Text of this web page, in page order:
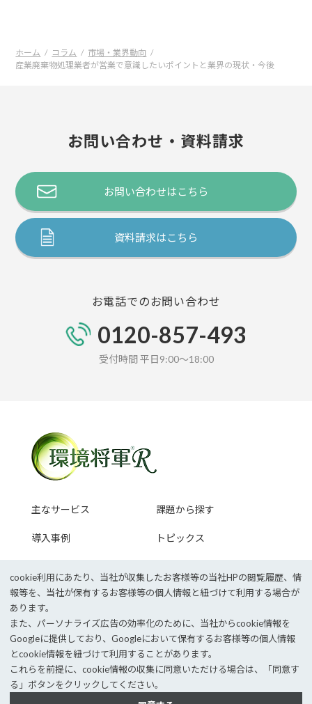
ホーム コラム
市場・業界動向
産業廃棄物処理業者が営業で意識したいポイントと業界の現状・今後
お問い合わせ・資料請求
お問い合わせはこちら
資料請求はこちら
お電話でのお問い合わせ
0120-857-493
受付時間 平日9:00～18:00
主なサービス 課題から探す
導入事例 トピックス
企業サイトTOP
採用情報
個人情報保護方針
情報セキュリティポリシー
© 2026 JEMS Inc.
cookie利⽤にあたり、当社が収集したお客様等の当社HPの閲覧履歴、情
報等を、当社が保有するお客様等の個⼈情報と紐づけて利⽤する場合が
あります。
また、パーソナライズ広告の効率化のために、当社からcookie情報を
Googleに提供しており、Googleにおいて保有するお客様等の個⼈情報
とcookie情報を紐づけて利⽤することがあります。
これらを前提に、cookie情報の収集に同意いただける場合は、「同意す
る」ボタンをクリックしてください。